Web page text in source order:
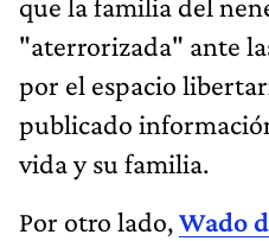
"aterrorizada" ante
por el espacio
publicado
vida y su familia.
Por otro lado,Wado